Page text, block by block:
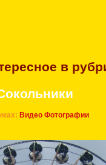
в
Видео Фотографии